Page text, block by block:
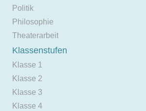
Politik
Philosophie
Theaterarbeit
Klassenstufen
Klasse 1
Klasse 2
Klasse 3
Klasse 4